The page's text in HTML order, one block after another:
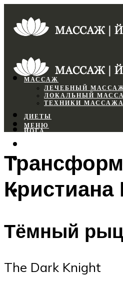
МАССАЖ
ЛЕЧЕБНЫЙ
ЛОКАЛЬНЫЙ
ТЕХНИКИ МАССАЖА
ДИЕТЫ
ЙОГА
ФИТНЕС
МЕНЮ
МЕНЮ
Кристиана
Тёмный
The Dark Knight